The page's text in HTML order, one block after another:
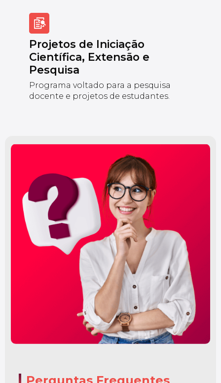
Projetos de Iniciação
Científica, Extensão e
Pesquisa
Programa voltado para a pesquisa
docente e projetos de estudantes.
Perguntas Frequentes